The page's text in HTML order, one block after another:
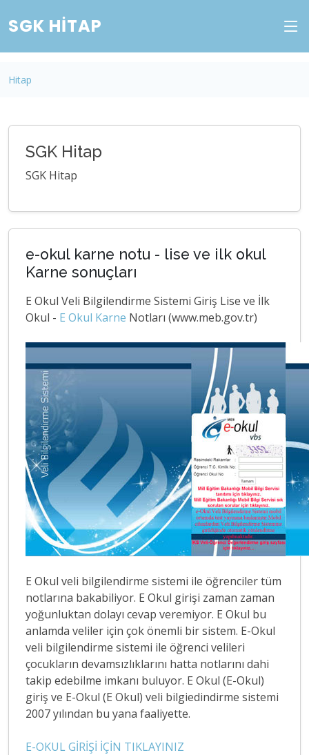
SGK HITAP
Hitap
SGK Hitap
SGK Hitap
e-okul karne notu - lise ve ilk okul
Karne sonuçları
E Okul Veli Bilgilendirme Sistemi Giriş Lise ve İlk
Okul - E Okul Karne Notları (www.meb.gov.tr)
E Okul veli bilgilendirme sistemi ile öğrenciler tüm
notlarına bakabiliyor. E Okul girişi zaman zaman
yoğunluktan dolayı cevap veremiyor. E Okul bu
anlamda veliler için çok önemli bir sistem. E-Okul
veli bilgilendirme sistemi ile öğrenci velileri
çocukların devamsızlıklarını hatta notlarını dahi
takip edebilme imkanı buluyor. E Okul (E-Okul)
giriş ve E-Okul (E Okul) veli bilgiedindirme sistemi
2007 yılından bu yana faaliyette.
E-OKUL GİRİŞİ İÇİN TIKLAYINIZ